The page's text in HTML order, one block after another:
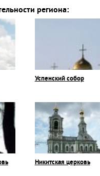
региона:
Успенский собор
Никитская церковь